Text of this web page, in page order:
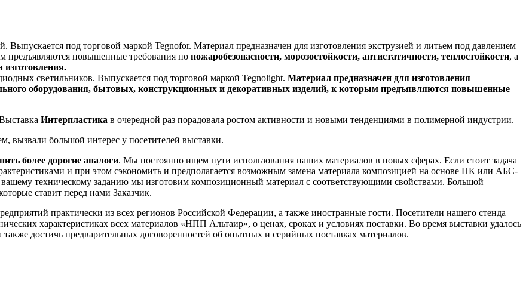
под торговой маркой Tegnofor. Материал предназначен для изготовления экструзией и литьем под давлением
предъявляются повышенные требования по пожаробезопасности, морозостойкости, антистатичности, теплостойкости, а
изготовления.
светильников. Выпускается под торговой маркой Tegnolight. Материал предназначен для изготовления
оборудования, бытовых, конструкционных и декоративных изделий, к которым предъявляются повышенные
Интерпластика в очередной раз порадовала ростом активности и новыми тенденциями в полимерной индустрии.
вызвали большой интерес у посетителей выставки.
более дорогие аналоги. Мы постоянно ищем пути использования наших материалов в новых сферах. Если стоит задача
и при этом сэкономить и предполагается возможным замена материала композицией на основе ПК или АБС-
техническому заданию мы изготовим композиционный материал с соответствующими свойствами. Большой
ставит перед нами Заказчик.
практически из всех регионов Российской Федерации, а также иностранные гости. Посетители нашего стенда
характеристиках всех материалов «НПП Альтаир», о ценах, сроках и условиях поставки. Во время выставки удалось
достичь предварительных договоренностей об опытных и серийных поставках материалов.